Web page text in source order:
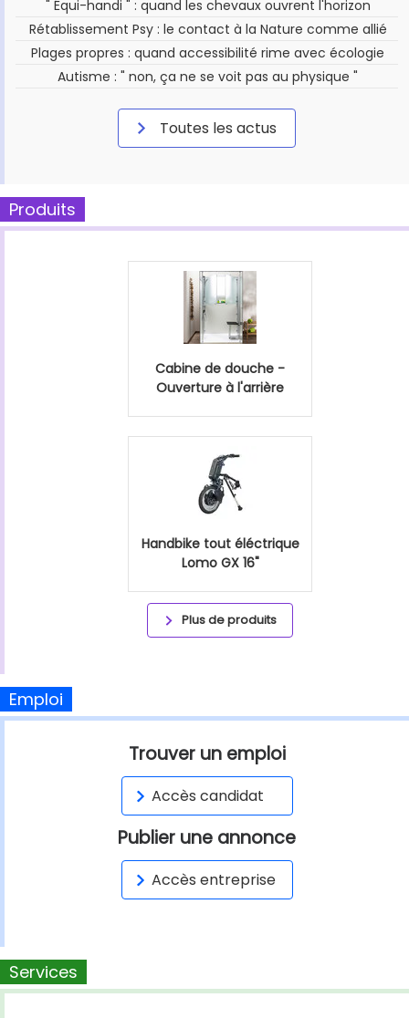
" Équi-handi " : quand les chevaux ouvrent l'horizon
Rétablissement Psy : le contact à la Nature comme allié
Plages propres : quand accessibilité rime avec écologie
Autisme : " non, ça ne se voit pas au physique "
Toutes les actus
Produits
Cabine de douche -
Ouverture à l'arrière
Handbike tout éléctrique
Lomo GX 16"
Plus de produits
Emploi
Trouver un emploi
Accès candidat
Publier une annonce
Accès entreprise
Services